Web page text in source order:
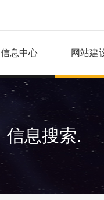
信息中心 网站建
信息搜索.